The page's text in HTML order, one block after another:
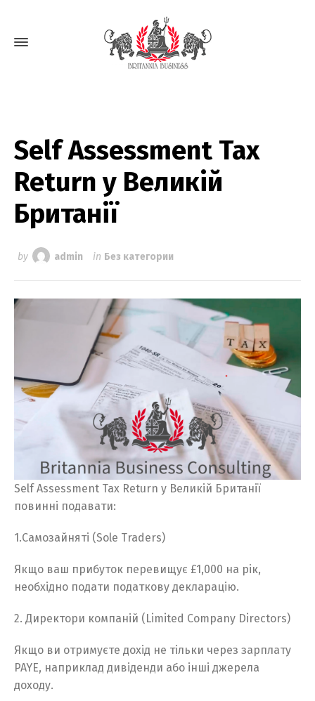
Self Assessment Tax
Return у Великій
Британії
by admin in Без категории
Self Assessment Tax Return у Великій Британії
повинні подавати:
1.Самозайняті (Sole Traders)
Якщо ваш прибуток перевищує £1,000 на рік,
необхідно подати податкову декларацію.
2. Директори компаній (Limited Company Directors)
Якщо ви отримуєте дохід не тільки через зарплату
PAYE, наприклад дивіденди або інші джерела
доходу.